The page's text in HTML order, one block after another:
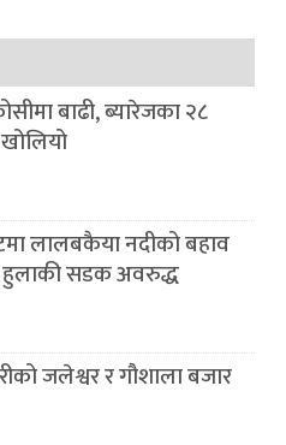
बाढी, ब्यारेजका २८
लालबकैया नदीको बहाव
हुलाकी सडक अवरुद्ध
जलेश्वर र गौशाला बजार